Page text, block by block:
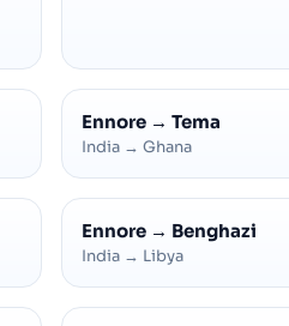
Ennore → Tema
India → Ghana
Ennore → Benghazi
India → Libya